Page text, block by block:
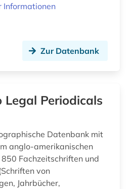
bibelwissenschaft (4)
bibliografie 1945 (1)
bibliografie 1945-1990 (1)
Informationen
Zur Datenbank
Legal Periodicals
Datenbank mit
anglo-amerikanischen
Fachzeitschriften und
von
Jahrbücher,